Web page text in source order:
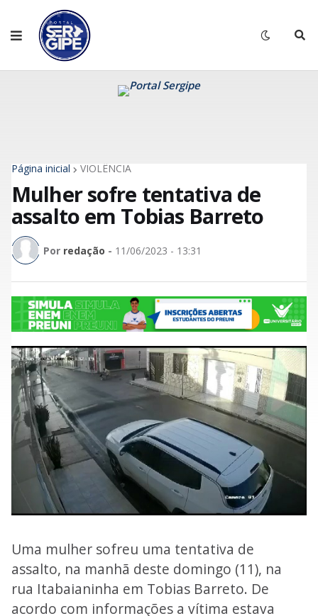
Página inicial VIOLÊNCIA
Mulher sofre tentativa de
assalto em Tobias Barreto
Por redação - 11/06/2023 - 13:31
Uma mulher sofreu uma tentativa de
assalto, na manhã deste domingo (11), na
rua Itabaianinha em Tobias Barreto. De
acordo com informações a vítima estava